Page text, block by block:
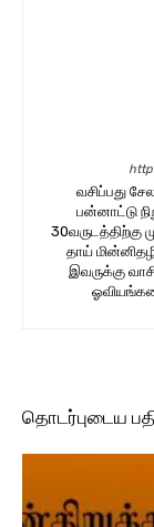
வசிப்பது
பன்னாட்டு
30வருடத்திற்கு
தாய்
இவருக்கு
தொடர்புடைய